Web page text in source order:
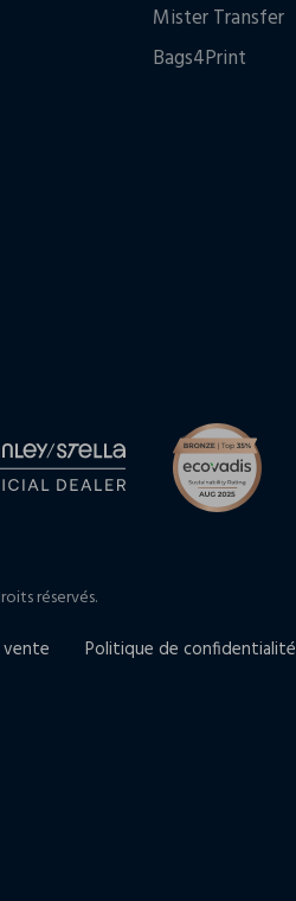
Mister Transfer
Bags4Print
réservés.
Politique de confidentialité